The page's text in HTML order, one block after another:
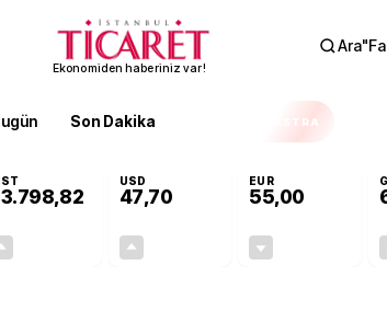
Ekonomiden haberiniz var!
Ara"
Son Dakika EKSTRA
USD
47,70
EUR
55,00